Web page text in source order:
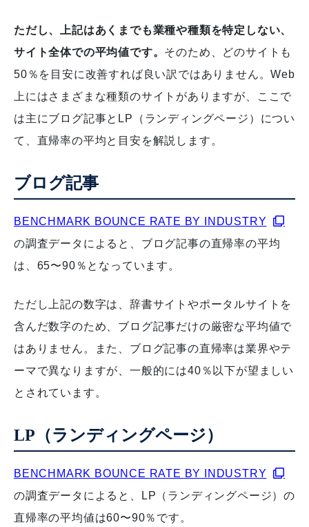
ただし、上記はあくまでも業種や種類を特定しない、
サイト全体での平均値です。 そのため、どのサイトも
50％を目安に改善すれば良い訳ではありません。Web
上にはさまざまな種類のサイトがありますが、ここで
は主にブログ記事とLP（ランディングページ）につい
て、直帰率の平均と目安を解説します。
ブログ記事
BENCHMARK BOUNCE RATE BY INDUSTRY
の調査データによると、ブログ記事の直帰率の平均
は、65〜90％となっています。
ただし上記の数字は、辞書サイトやポータルサイトを
含んだ数字のため、ブログ記事だけの厳密な平均値で
はありません。また、ブログ記事の直帰率は業界やテ
ーマで異なりますが、一般的には40％以下が望ましい
とされています。
LP（ランディングページ）
BENCHMARK BOUNCE RATE BY INDUSTRY
の調査データによると、LP（ランディングページ）の
直帰率の平均値は60〜90％です。